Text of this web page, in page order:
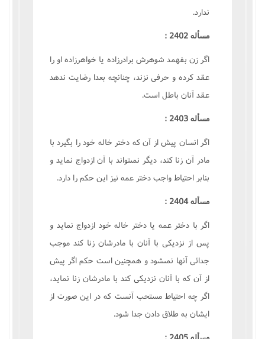
ندارد.
مسأله 2402 :
اگر زن بفهمد شوهرش برادرزاده يا خواهرزاده او را
عقد کرده و حرفى نزند، چنانچه بعدا رضايت ندهد
عقد آنان باطل است.
مسأله 2403 :
اگر انسان پيش از آن که دختر خاله خود را بگيرد با
مادر آن زنا کند، ديگر نمىتواند با آن ازدواج نمايد و
بنابر احتياط واجب دختر عمه نيز اين حکم را دارد.
مسأله 2404 :
اگر با دختر عمه يا دختر خاله خود ازدواج نمايد و
پس از نزديکى با آنان با مادرشان زنا کند موجب
جدائى آنها نمىشود و همچنين است حکم اگر پيش
از آن که با آنان نزديکى کند با مادرشان زنا نمايد،
اگر چه احتياط مستحب آنست که در اين صورت از
ايشان به طلاق دادن جدا شود.